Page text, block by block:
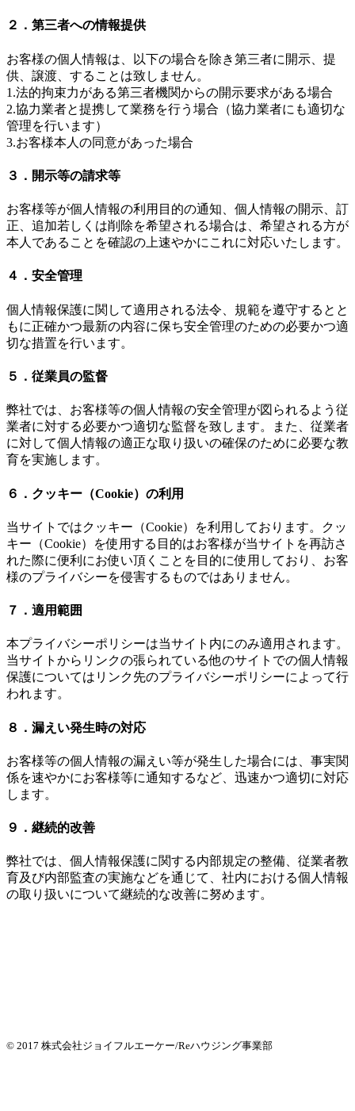
２．第三者への情報提供
お客様の個人情報は、以下の場合を除き第三者に開示、提
供、譲渡、することは致しません。
1.法的拘束力がある第三者機関からの開示要求がある場合
2.協力業者と提携して業務を行う場合（協力業者にも適切な
管理を行います）
3.お客様本人の同意があった場合
３．開示等の請求等
お客様等が個人情報の利用目的の通知、個人情報の開示、訂
正、追加若しくは削除を希望される場合は、希望される方が
本人であることを確認の上速やかにこれに対応いたします。
４．安全管理
個人情報保護に関して適用される法令、規範を遵守するとと
もに正確かつ最新の内容に保ち安全管理のための必要かつ適
切な措置を行います。
５．従業員の監督
弊社では、お客様等の個人情報の安全管理が図られるよう従
業者に対する必要かつ適切な監督を致します。また、従業者
に対して個人情報の適正な取り扱いの確保のために必要な教
育を実施します。
６．クッキー（Cookie）の利用
当サイトではクッキー（Cookie）を利用しております。クッ
キー（Cookie）を使用する目的はお客様が当サイトを再訪さ
れた際に便利にお使い頂くことを目的に使用しており、お客
様のプライバシーを侵害するものではありません。
７．適用範囲
本プライバシーポリシーは当サイト内にのみ適用されます。
当サイトからリンクの張られている他のサイトでの個人情報
保護についてはリンク先のプライバシーポリシーによって行
われます。
８．漏えい発生時の対応
お客様等の個人情報の漏えい等が発生した場合には、事実関
係を速やかにお客様等に通知するなど、迅速かつ適切に対応
します。
９．継続的改善
弊社では、個人情報保護に関する内部規定の整備、従業者教
育及び内部監査の実施などを通じて、社内における個人情報
の取り扱いについて継続的な改善に努めます。
© 2017 株式会社ジョイフルエーケー/Reハウジング事業部